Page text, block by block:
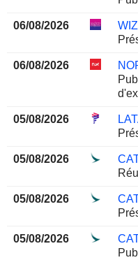
06/08/2026
06/08/2026
05/08/2026
05/08/2026
05/08/2026
05/08/2026